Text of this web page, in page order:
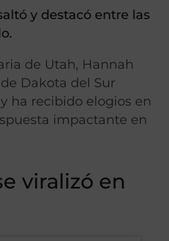
y destacó entre las
de Utah, Hannah
Dakota del Sur
ha recibido elogios en
impactante en
viralizó en